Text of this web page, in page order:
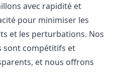
avec rapidité et
pour minimiser les
et les perturbations. Nos
sont compétitifs et
et nous offrons